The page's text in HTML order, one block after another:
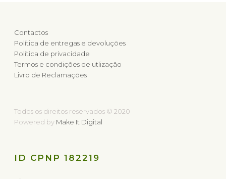
Contactos
Política de entregas e devoluções
Política de privacidade
Termos e condições de utlização
Livro de Reclamações
Todos os direitos reservados © 2020
Powered by Make It Digital
ID CPNP 182219